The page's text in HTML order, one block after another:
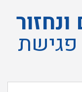
פגישת